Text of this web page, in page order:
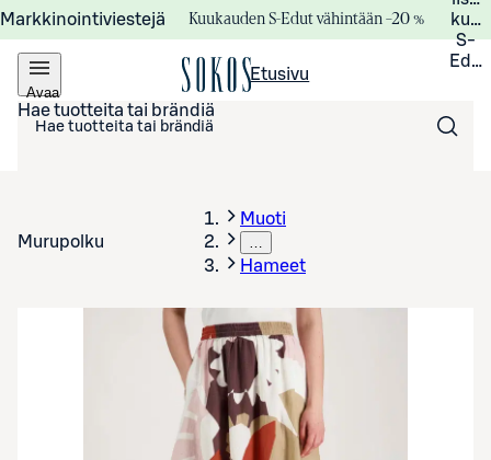
Markkinointiviestejä Kuukauden S-Edut vähintään –20 %
S-
Avaa
valikko
Etusivu
Hae tuotteita tai brändiä
Murupolku
Muoti
…
Hameet